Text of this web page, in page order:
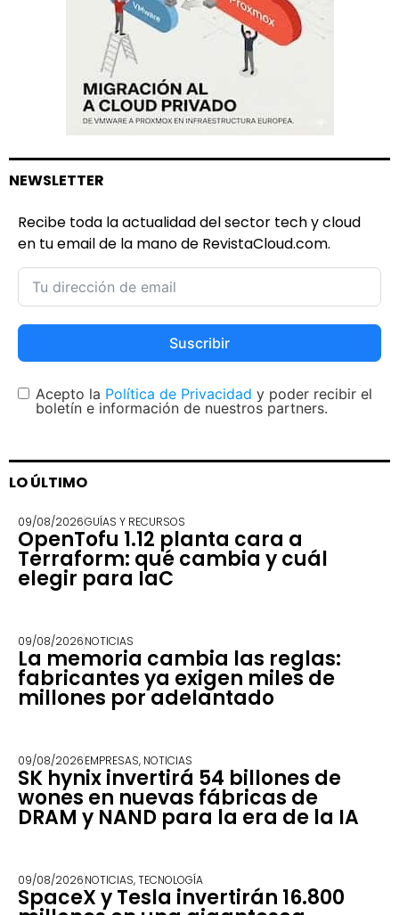
NEWSLETTER
Recibe toda la actualidad del sector tech y cloud
en tu email de la mano de RevistaCloud.com.
Suscribir
Acepto la Política de Privacidad y poder recibir el
boletín e información de nuestros partners.
LO ÚLTIMO
09/08/2026GUÍAS Y RECURSOS
OpenTofu 1.12 planta cara a
Terraform: qué cambia y cuál
elegir para IaC
09/08/2026NOTICIAS
La memoria cambia las reglas:
fabricantes ya exigen miles de
millones por adelantado
09/08/2026EMPRESAS, NOTICIAS
SK hynix invertirá 54 billones de
wones en nuevas fábricas de
DRAM y NAND para la era de la IA
09/08/2026NOTICIAS,TECNOLOGÍA
SpaceX y Tesla invertirán 16.800